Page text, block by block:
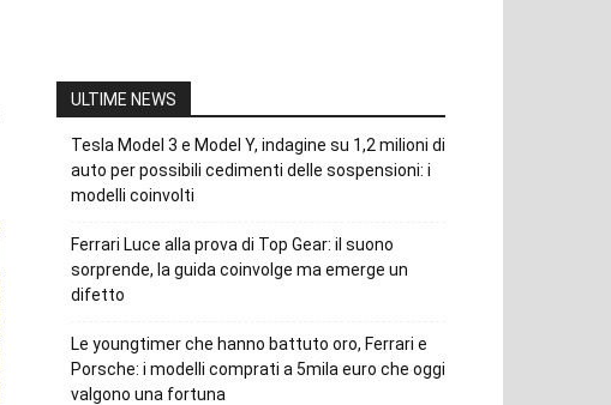
ULTIME NEWS
Tesla Model 3 e Model Y, indagine su 1,2 milioni di
auto per possibili cedimenti delle sospensioni: i
modelli coinvolti
Ferrari Luce alla prova di Top Gear: il suono
sorprende, la guida coinvolge ma emerge un
difetto
Le youngtimer che hanno battuto oro, Ferrari e
Porsche: i modelli comprati a 5mila euro che oggi
valgono una fortuna